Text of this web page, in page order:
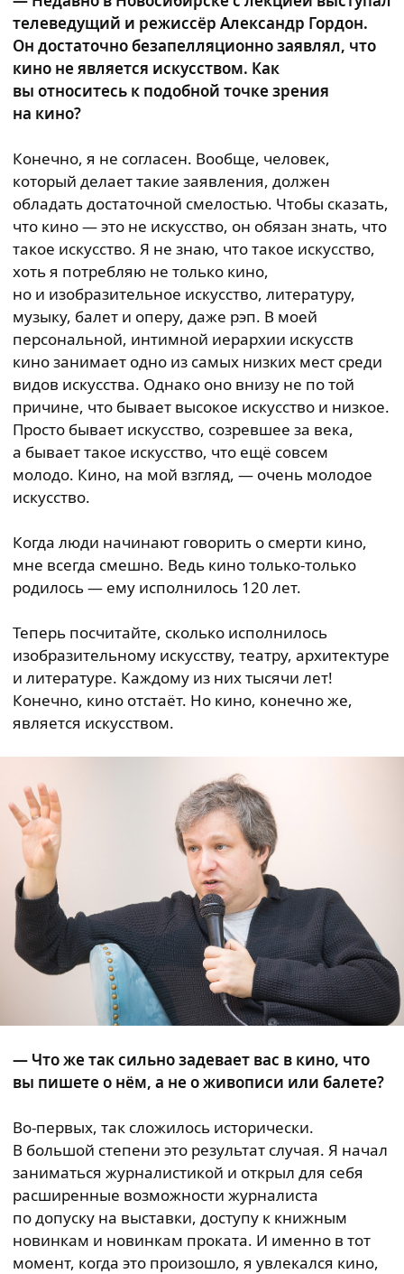
телеведущий и режиссёр Александр Гордон.
Он достаточно безапелляционно заявлял, что
кино не является искусством. Как
вы относитесь к подобной точке зрения
на кино?
Конечно, я не согласен. Вообще, человек,
который делает такие заявления, должен
обладать достаточной смелостью. Чтобы сказать,
что кино — это не искусство, он обязан знать, что
такое искусство. Я не знаю, что такое искусство,
хоть я потребляю не только кино,
но и изобразительное искусство, литературу,
музыку, балет и оперу, даже рэп. В моей
персональной, интимной иерархии искусств
кино занимает одно из самых низких мест среди
видов искусства. Однако оно внизу не по той
причине, что бывает высокое искусство и низкое.
Просто бывает искусство, созревшее за века,
а бывает такое искусство, что ещё совсем
молодо. Кино, на мой взгляд, — очень молодое
искусство.
Когда люди начинают говорить о смерти кино,
мне всегда смешно. Ведь кино только-только
родилось — ему исполнилось 120 лет.
Теперь посчитайте, сколько исполнилось
изобразительному искусству, театру, архитектуре
и литературе. Каждому из них тысячи лет!
Конечно, кино отстаёт. Но кино, конечно же,
является искусством.
— Что же так сильно задевает вас в кино, что
вы пишете о нём, а не о живописи или балете?
Во-первых, так сложилось исторически.
В большой степени это результат случая. Я начал
заниматься журналистикой и открыл для себя
расширенные возможности журналиста
по допуску на выставки, доступу к книжным
новинкам и новинкам проката. И именно в тот
момент, когда это произошло, я увлекался кино,